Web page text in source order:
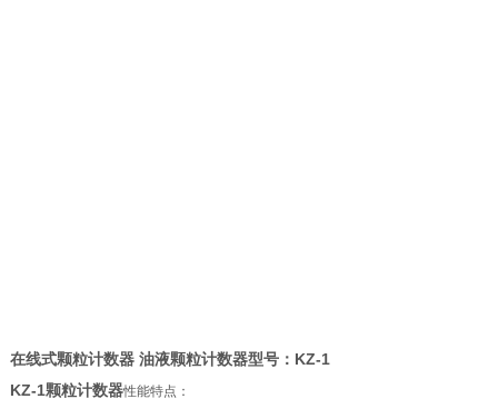
在线式颗粒计数器 油液颗粒计数器型号：KZ-1
KZ-1颗粒计数器性能特点：